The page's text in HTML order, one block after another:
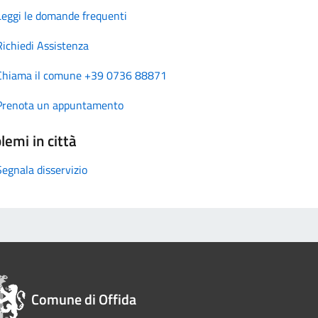
le domande frequenti
Assistenza
il comune +39 0736 88871
un appuntamento
in città
disservizio
Comune di Offida